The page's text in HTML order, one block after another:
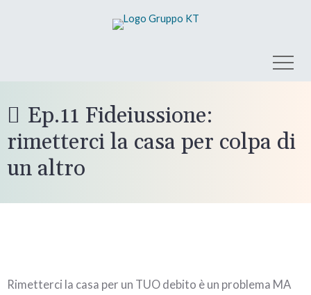
Ep.11 Fideiussione:
rimetterci la casa per colpa di
un altro
Rimetterci la casa per un TUO debito è un problema MA